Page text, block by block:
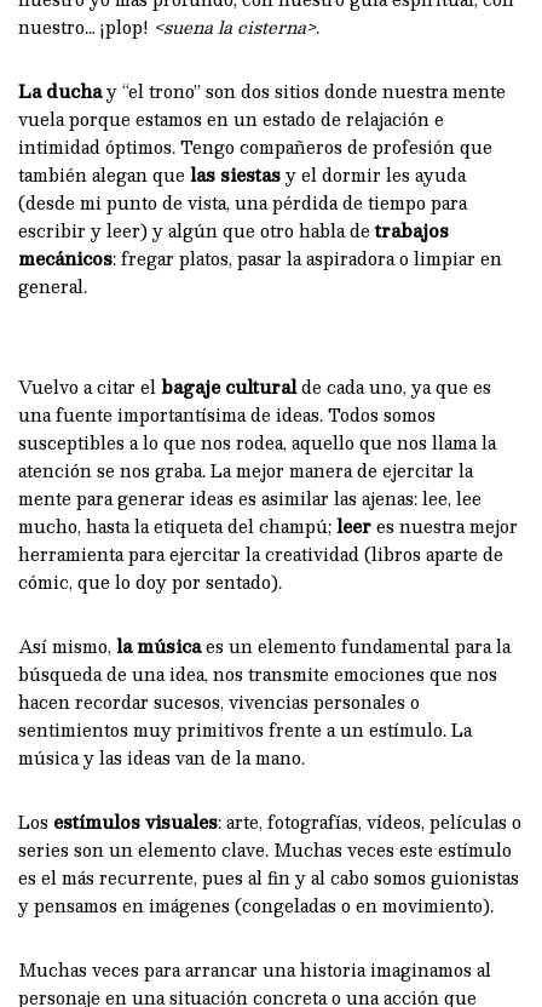
nuestro… ¡plop! <suena la cisterna>.
La duchay “el trono” son dos sitios donde nuestra mente
vuela porque estamos en un estado de relajación e
intimidad óptimos. Tengo compañeros de profesión que
también alegan que las siestasy el dormir les ayuda
(desde mi punto de vista, una pérdida de tiempo para
escribir y leer) y algún que otro habla detrabajos
mecánicos: fregar platos, pasar la aspiradora o limpiar en
general.
Vuelvo a citar elbagaje culturalde cada uno, ya que es
una fuente importantísima de ideas. Todos somos
susceptibles a lo que nos rodea, aquello que nos llama la
atención se nos graba. La mejor manera de ejercitar la
mente para generar ideas es asimilar las ajenas: lee, lee
mucho, hasta la etiqueta del champú;leeres nuestra mejor
herramienta para ejercitar la creatividad (libros aparte de
cómic, que lo doy por sentado).
Así mismo,la músicaes un elemento fundamental para la
búsqueda de una idea, nos transmite emociones que nos
hacen recordar sucesos, vivencias personales o
sentimientos muy primitivos frente a un estímulo. La
música y las ideas van de la mano.
Los estímulos visuales: arte, fotografías, vídeos, películas o
series son un elemento clave. Muchas veces este estímulo
es el más recurrente, pues al fin y al cabo somos guionistas
y pensamos en imágenes (congeladas o en movimiento).
Muchas veces para arrancar una historia imaginamos al
personaje en una situación concreta o una acción que